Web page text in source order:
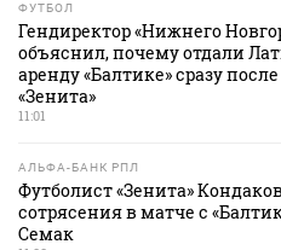
ФУТБОЛ
Гендиректор «Нижнего
объяснил, почему отдали
аренду «Балтике» сразу
«Зенита»
11:01
АЛЬФА-БАНК РПЛ
Футболист «Зенита»
сотрясения в матче с
Семак